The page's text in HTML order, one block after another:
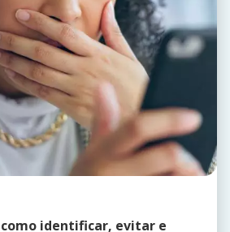
identificar, evitar e